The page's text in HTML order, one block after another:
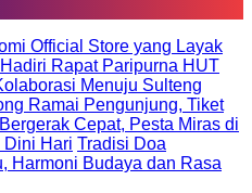
Official Store yang Layak
Rapat Paripurna HUT
Menuju Sulteng
Ramai Pengunjung, Tiket
Cepat, Pesta Miras di
Dini Hari Tradisi Doa
Harmoni Budaya dan Rasa